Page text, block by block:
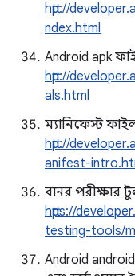
http://
ndex.html
Android apk
http://
als.html
ম্যানিফেস্ট
http://
anifest-
বানর পরীক্ষার
https://
testing-tools/
Android